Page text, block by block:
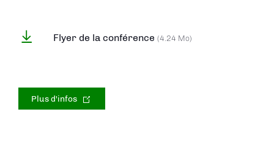
Flyer de la conférence (4.24 Mo)
Plus d'infos